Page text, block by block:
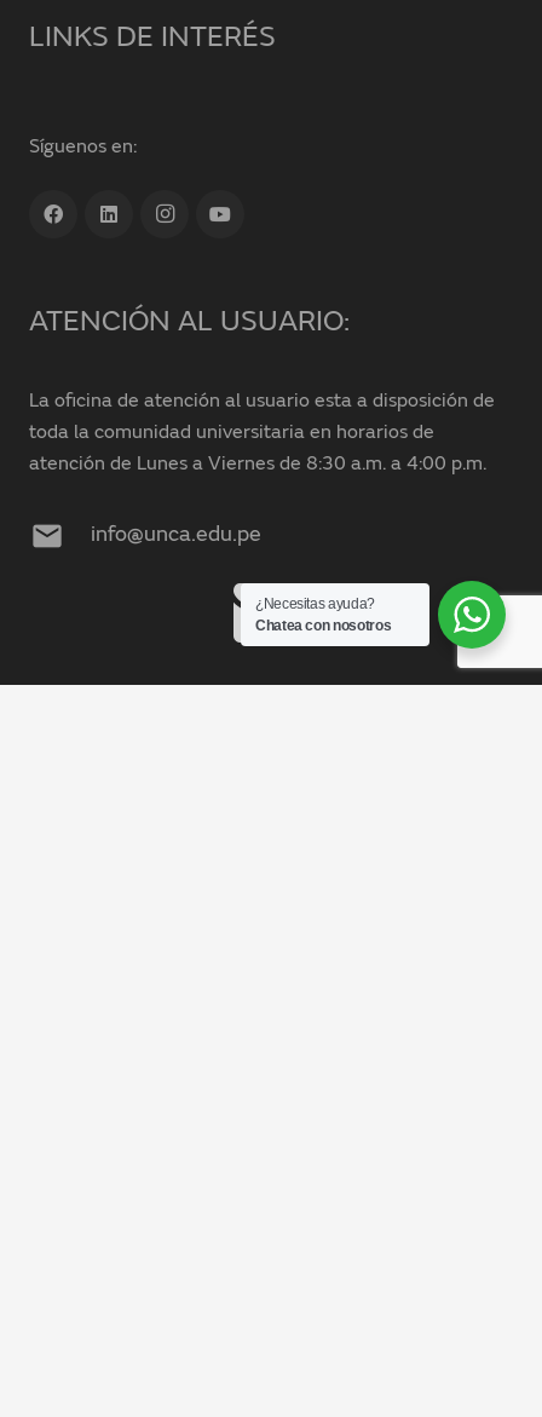
LINKS DE INTERÉS
Síguenos en:
ATENCIÓN AL USUARIO:
La oficina de atención al usuario esta a disposición de
toda la comunidad universitaria en horarios de
atención de Lunes a Viernes de 8:30 a.m. a 4:00 p.m.
mail info@unca.edu.pe
¿Necesitas ayuda?
Chatea con nosotros